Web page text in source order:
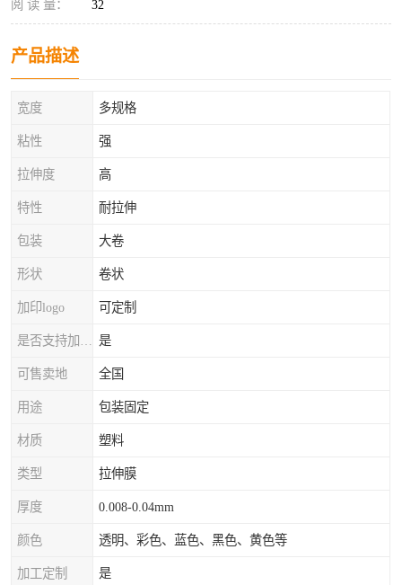
阅 读 量： 32
产品描述
宽度 多规格
粘性 强
拉伸度 高
特性 耐拉伸
包装 大卷
形状 卷状
加印logo 可定制
是
可售卖地 全国
用途 包装固定
材质 塑料
类型 拉伸膜
厚度 0.008-0.04mm
颜色 透明、彩色、蓝色、黑色、黄色等
加工定制 是